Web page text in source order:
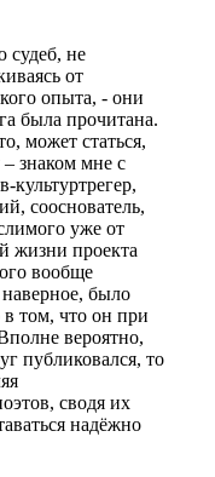
судеб, не
от
опыта, - они
была прочитана.
может статься,
знаком мне с
культуртрегер,
сооснователь,
уже от
жизни проекта
вообще
наверное, было
в том, что он при
вероятно,
публиковался, то
сводя их
надёжно